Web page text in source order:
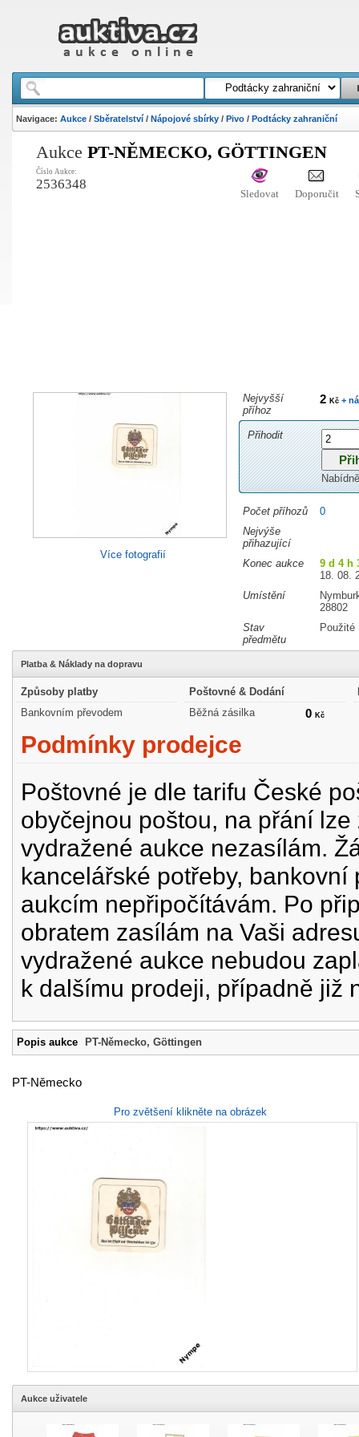
Navigace: Aukce/ Sběratelství/ Nápojové sbírky/ Pivo/ Podtácky zahraniční
Aukce PT-NĚMECKO, GÖTTINGEN
Číslo Aukce:
2536348
Sledovat Doporučit
Více fotografií
Nejvyšší
příhoz
2 Kč+
Přihodit
Počet příhozů
0
Nejvýše
přihazující
Konec aukce
9 d 4 h
18. 08.
Umístění
28802
Stav
předmětu
Použité
Platba & Náklady na dopravu
Způsoby platby
Bankovním převodem
Poštovné & Dodání
Běžná zásilka
0 Kč
Podmínky prodejce
Poštovné je dle tarifu České
obyčejnou poštou, na přání
vydražené aukce nezasílám.
kancelářské potřeby,
aukcím nepřipočítávám. Po
obratem zasílám na Vaši
vydražené aukce nebudou
k dalšímu prodeji, případně již
Popis aukce PT-Německo, Göttingen
PT-Německo
Pro zvětšení klikněte na obrázek
Aukce uživatele